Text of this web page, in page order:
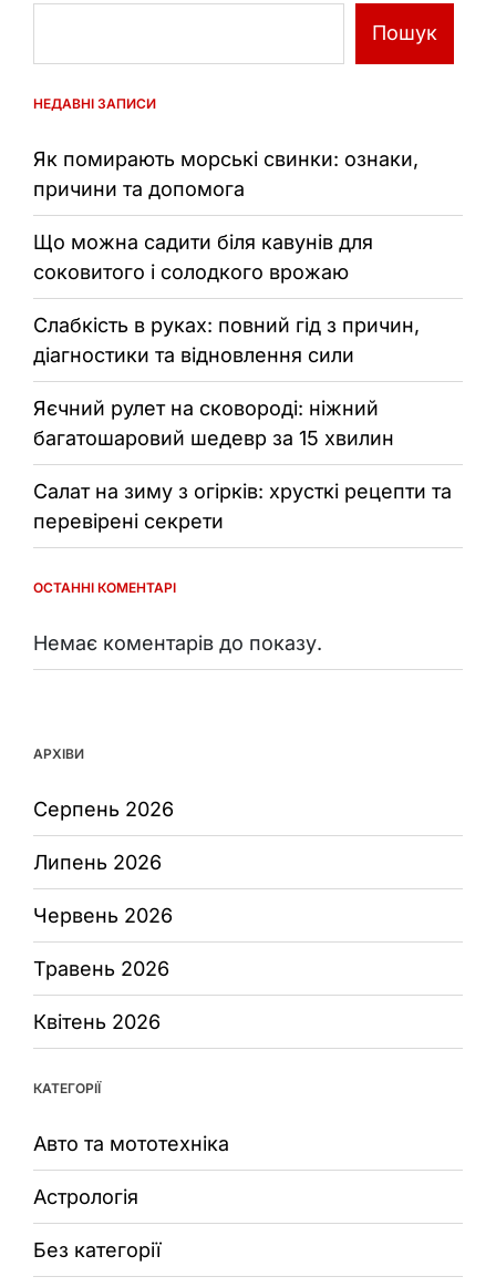
Пошук
НЕДАВНІ ЗАПИСИ
Як помирають морські свинки: ознаки,
причини та допомога
Що можна садити біля кавунів для
соковитого і солодкого врожаю
Слабкість в руках: повний гід з причин,
діагностики та відновлення сили
Яєчний рулет на сковороді: ніжний
багатошаровий шедевр за 15 хвилин
Салат на зиму з огірків: хрусткі рецепти та
перевірені секрети
ОСТАННІ КОМЕНТАРІ
Немає коментарів до показу.
АРХІВИ
Серпень 2026
Липень 2026
Червень 2026
Травень 2026
Квітень 2026
КАТЕГОРІЇ
Авто та мототехніка
Астрологія
Без категорії